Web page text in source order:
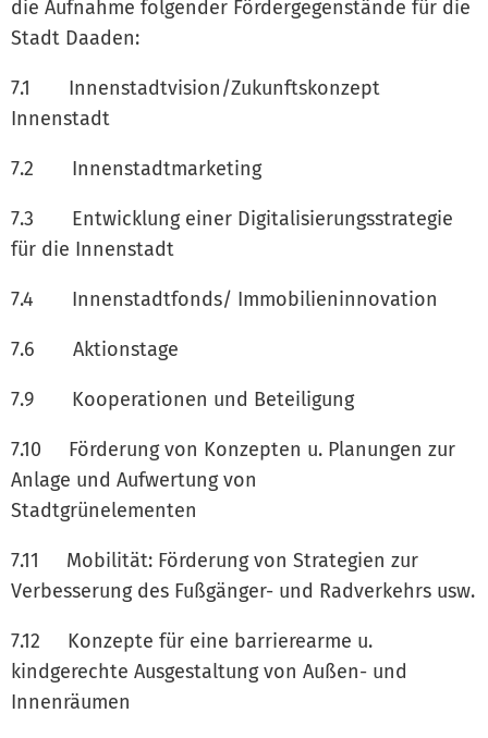
die Aufnahme folgender Fördergegenstände für die
Stadt Daaden:
7.1 Innenstadtvision/Zukunftskonzept
Innenstadt
7.2 Innenstadtmarketing
7.3 Entwicklung einer Digitalisierungsstrategie
für die Innenstadt
7.4 Innenstadtfonds/ Immobilieninnovation
7.6 Aktionstage
7.9 Kooperationen und Beteiligung
7.10 Förderung von Konzepten u. Planungen zur
Anlage und Aufwertung von
Stadtgrünelementen
7.11 Mobilität: Förderung von Strategien zur
Verbesserung des Fußgänger- und Radverkehrs usw.
7.12 Konzepte für eine barrierearme u.
kindgerechte Ausgestaltung von Außen- und
Innenräumen